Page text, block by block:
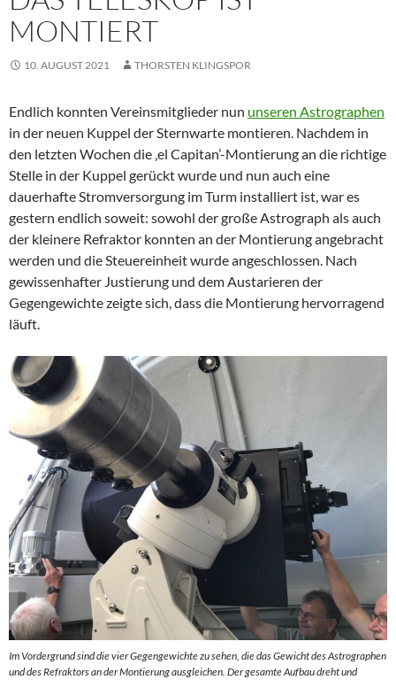
MONTIERT
10. AUGUST 2021 THORSTEN KLINGSPOR
Endlich konnten Vereinsmitglieder nun unseren Astrographen
in der neuen Kuppel der Sternwarte montieren. Nachdem in
den letzten Wochen die ‚el Capitan’-Montierung an die richtige
Stelle in der Kuppel gerückt wurde und nun auch eine
dauerhafte Stromversorgung im Turm installiert ist, war es
gestern endlich soweit: sowohl der große Astrograph als auch
der kleinere Refraktor konnten an der Montierung angebracht
werden und die Steuereinheit wurde angeschlossen. Nach
gewissenhafter Justierung und dem Austarieren der
Gegengewichte zeigte sich, dass die Montierung hervorragend
läuft.
Im Vordergrund sind die vier Gegengewichte zu sehen, die das Gewicht des Astrographen
und des Refraktors an der Montierung ausgleichen. Der gesamte Aufbau dreht und